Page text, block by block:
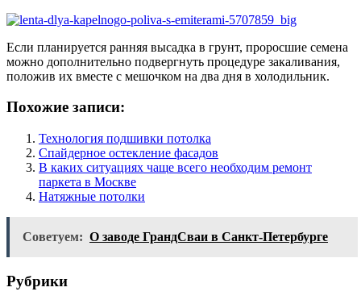
Если планируется ранняя высадка в грунт, проросшие семена
можно дополнительно подвергнуть процедуре закаливания,
положив их вместе с мешочком на два дня в холодильник.
Похожие записи:
Технология подшивки потолка
Спайдерное остекление фасадов
В каких ситуациях чаще всего необходим ремонт
паркета в Москве
Натяжные потолки
Советуем: О заводе ГрандСваи в Санкт-Петербурге
Рубрики